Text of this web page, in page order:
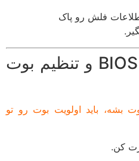
فلش رو پاک
مرحله ۳: ورود به BIOS و تنظیم بوت
بشه، باید اولویت بوت رو تو